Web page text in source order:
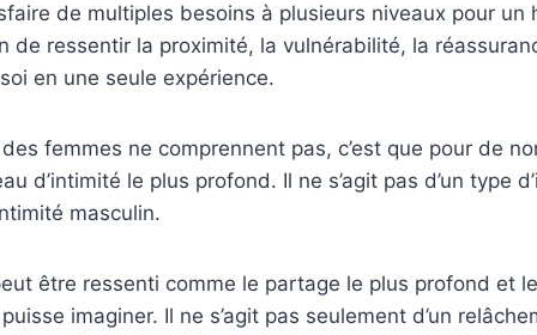
de multiples besoins à plusieurs niveaux pour un
de ressentir la proximité, la vulnérabilité, la
en une seule expérience.
femmes ne comprennent pas, c’est que pour de
d’intimité le plus profond. Il ne s’agit pas d’un type
masculin.
être ressenti comme le partage le plus profond et
imaginer. Il ne s’agit pas seulement d’un